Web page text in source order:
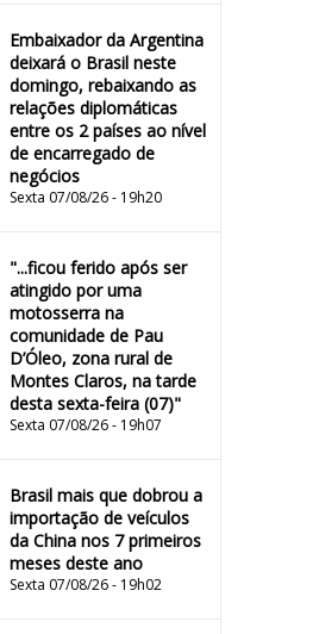
Embaixador da Argentina
deixará o Brasil neste
domingo, rebaixando as
relações diplomáticas
entre os 2 países ao nível
de encarregado de
negócios
Sexta 07/08/26 - 19h20
"...ficou ferido após ser
atingido por uma
motosserra na
comunidade de Pau
D’Óleo, zona rural de
Montes Claros, na tarde
desta sexta-feira (07)"
Sexta 07/08/26 - 19h07
Brasil mais que dobrou a
importação de veículos
da China nos 7 primeiros
meses deste ano
Sexta 07/08/26 - 19h02